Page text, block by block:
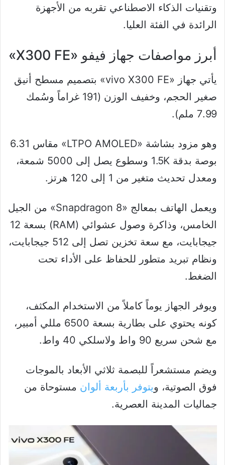
وتقنيات الذكاء الاصطناعي تقربه من الأجهزة
الرائدة في الفئة العليا.
أبرز مواصفات جهاز فيفو «X300 FE»
يأتي جهاز «vivo X300 FE» بتصميم مسطح أنيق
صغير الحجم، وخفيف الوزن (191 غراماً وسُمك
7.99 ملم).
وهو مزود بشاشة «LTPO AMOLED» مقاس 6.31
بوصة بدقة 1.5K وسطوع يصل إلى 5000 شمعة،
ومعدل تحديث متغير من 1 إلى 120 هرتز.
ويعمل الهاتف بمعالج «Snapdragon 8» من الجيل
الخامس، وذاكرة وصول عشوائي (RAM) بسعة 12
جيجابايت، مع سعة تخزين تصل إلى 512 جيجابايت،
ونظام تبريد متطور للحفاظ على الأداء تحت
الضغط.
ويوفر الجهاز يوماً كاملاً من الاستخدام المكثف،
كونه يحتوي على بطارية بسعة 6500 مللي أمبير،
مع شحن سريع 90 واط ولاسلكي 40 واط.
ويضم مستشعراً للبصمة ثلاثي الأبعاد بالموجات
فوق الصوتية، ويتوفر بأربعة ألوان مستوحاة من
جماليات المدينة العصرية.